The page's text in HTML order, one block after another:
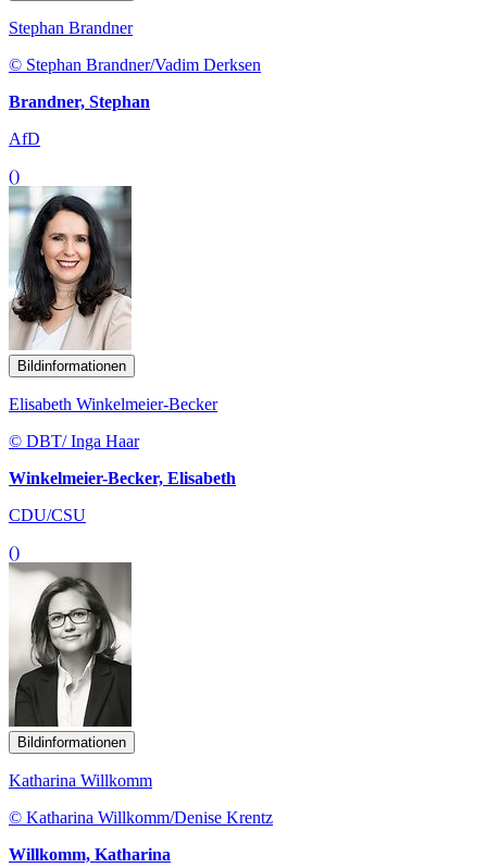
Stephan Brandner
© Stephan Brandner/Vadim Derksen
Brandner, Stephan
AfD
()
Bildinformationen
Elisabeth Winkelmeier-Becker
© DBT/ Inga Haar
Winkelmeier-Becker, Elisabeth
CDU/CSU
()
Bildinformationen
Katharina Willkomm
© Katharina Willkomm/Denise Krentz
Willkomm, Katharina